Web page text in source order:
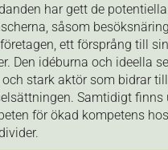
har gett de potentiella
såsom
ett försprång till
Den idéburna och ideella
stark aktör som bidrar
Samtidigt finns
för ökad kompetens hos